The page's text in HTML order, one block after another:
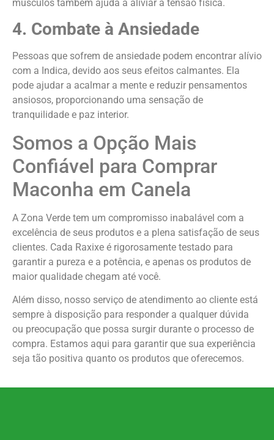
músculos também ajuda a aliviar a tensão física.
4. Combate à Ansiedade
Pessoas que sofrem de ansiedade podem encontrar alívio
com a Indica, devido aos seus efeitos calmantes. Ela
pode ajudar a acalmar a mente e reduzir pensamentos
ansiosos, proporcionando uma sensação de
tranquilidade e paz interior.
Somos a Opção Mais
Confiável para Comprar
Maconha em Canela
A Zona Verde tem um compromisso inabalável com a
excelência de seus produtos e a plena satisfação de seus
clientes. Cada Raxixe é rigorosamente testado para
garantir a pureza e a potência, e apenas os produtos de
maior qualidade chegam até você.
Além disso, nosso serviço de atendimento ao cliente está
sempre à disposição para responder a qualquer dúvida
ou preocupação que possa surgir durante o processo de
compra. Estamos aqui para garantir que sua experiência
seja tão positiva quanto os produtos que oferecemos.